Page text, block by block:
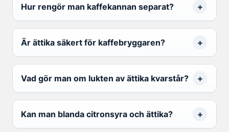
Hur rengör man kaffekannan separat?
Är ättika säkert för kaffebryggaren?
Vad gör man om lukten av ättika kvarstår?
Kan man blanda citronsyra och ättika?